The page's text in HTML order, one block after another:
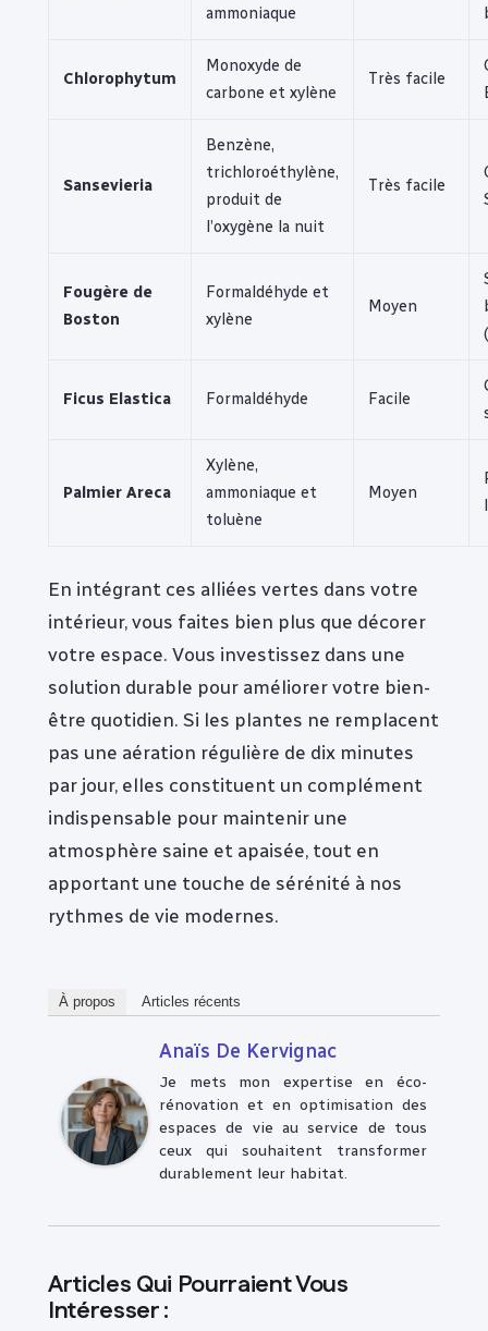
ammoniaque
Chlorophytum
Monoxyde de
carbone et xylène
Très facile
Sansevieria
Benzène,
trichloroéthylène,
produit de
l’oxygène la nuit
Très facile
Fougère de
Boston
Formaldéhyde et
xylène
Moyen
Ficus Elastica Formaldéhyde Facile
Palmier Areca
Xylène,
ammoniaque et
toluène
Moyen
En intégrant ces alliées vertes dans votre
intérieur, vous faites bien plus que décorer
votre espace. Vous investissez dans une
solution durable pour améliorer votre bien-
être quotidien. Si les plantes ne remplacent
pas une aération régulière de dix minutes
par jour, elles constituent un complément
indispensable pour maintenir une
atmosphère saine et apaisée, tout en
apportant une touche de sérénité à nos
rythmes de vie modernes.
À propos Articles récents
Anaïs De Kervignac
Je mets mon expertise en éco-
rénovation et en optimisation des
espaces de vie au service de tous
ceux qui souhaitent transformer
durablement leur habitat.
Articles Qui Pourraient Vous
Intéresser :